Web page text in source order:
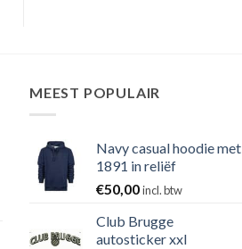
MEEST POPULAIR
Navy casual hoodie met
1891 in reliëf
€50,00incl. btw
Club Brugge
autosticker xxl